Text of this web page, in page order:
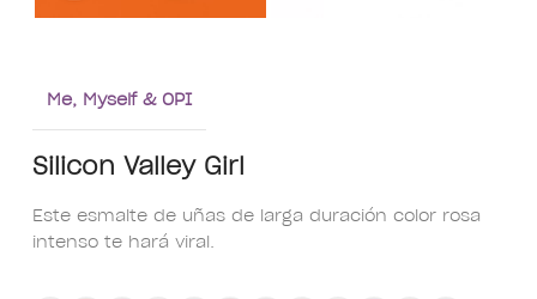
Me, Myself & OPI
Silicon Valley Girl
Este esmalte de uñas de larga duración color rosa
intenso te hará viral.